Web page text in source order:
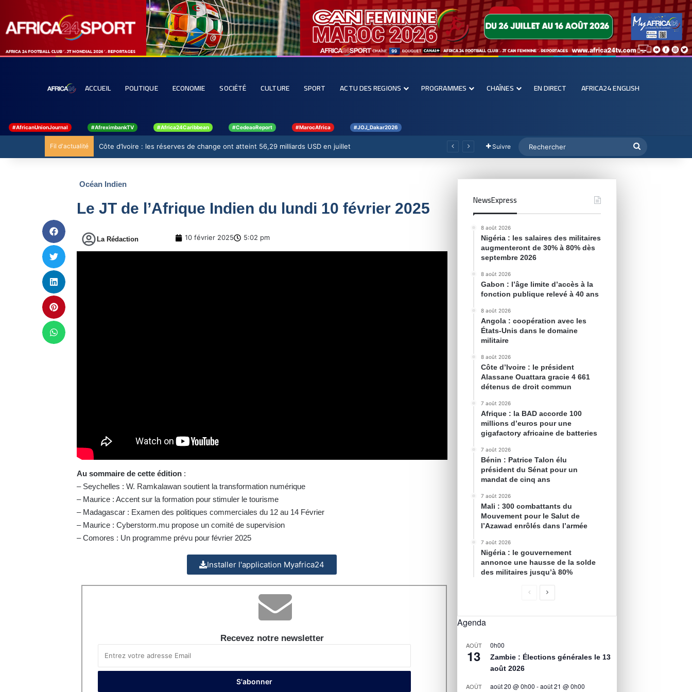
ACCUEIL POLITIQUE ECONOMIE SOCIÉTÉ CULTURE SPORT ACTU DES REGIONS PROGRAMMES CHAÎNES EN DIRECT AFRICA24 ENGLISH
#AfricanUnionJournal #AfreximbankTV #Africa24Caribbean #CedeaoReport #MarocAfrica #JOJ_Dakar2026
Fil d'actualité Côte d’Ivoire : les réserves de change ont atteint 56,29 milliards USD en juillet Suivre
Océan Indien
Le JT de l’Afrique Indien du lundi 10 février 2025
La Rédaction 10 février 2025 5:02 pm
Au sommaire de cette édition:
– Seychelles : W. Ramkalawan soutient la transformation numérique
– Maurice : Accent sur la formation pour stimuler le tourisme
– Madagascar : Examen des politiques commerciales du 12 au 14 Février
– Maurice : Cyberstorm.mu propose un comité de supervision
– Comores : Un programme prévu pour février 2025
Installer l'application Myafrica24
Recevez notre newsletter
NewsExpress
8 août 2026
Nigéria : les salaires des militaires
augmenteront de 30% à 80% dès
septembre 2026
8 août 2026
Gabon : l’âge limite d’accès à la
fonction publique relevé à 40 ans
8 août 2026
Angola : coopération avec les
États-Unis dans le domaine
militaire
8 août 2026
Côte d’Ivoire : le président
Alassane Ouattara gracie 4 661
détenus de droit commun
7 août 2026
Afrique : la BAD accorde 100
millions d’euros pour une
gigafactory africaine de batteries
7 août 2026
Bénin : Patrice Talon élu
président du Sénat pour un
mandat de cinq ans
7 août 2026
Mali : 300 combattants du
Mouvement pour le Salut de
l’Azawad enrôlés dans l’armée
7 août 2026
Nigéria : le gouvernement
annonce une hausse de la solde
des militaires jusqu’à 80%
Agenda
AOÛT
13
0h00
Zambie : Élections générales le 13
août 2026
AOÛT août 20 @ 0h00 -août 21 @ 0h00